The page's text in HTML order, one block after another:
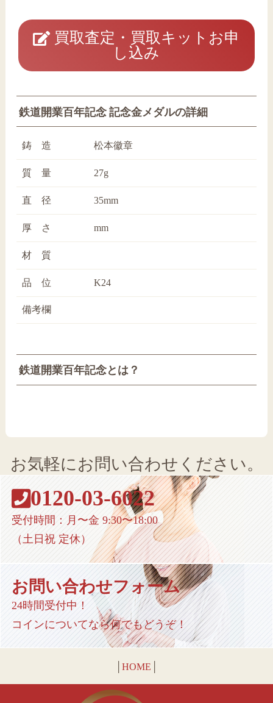
買取査定・買取キットお申
し込み
鉄道開業百年記念 記念金メダルの詳細
鋳 造 松本徽章
質 量 27g
直 径 35mm
厚 さ mm
材 質
品 位 K24
備考欄
鉄道開業百年記念とは？
お気軽にお問い合わせください。
0120-03-6022
受付時間：月〜金 9:30〜18:00
（土日祝 定休）
お問い合わせフォーム
24時間受付中！
コインについてなら何でもどうぞ！
HOME